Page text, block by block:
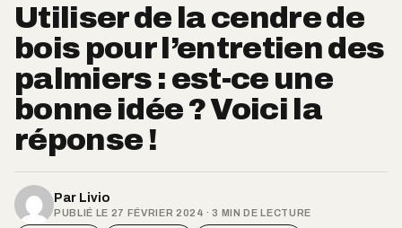
Utiliser de la cendre de
bois pour l’entretien des
palmiers : est-ce une
bonne idée ? Voici la
réponse !
Par Livio
PUBLIÉ LE 27 FÉVRIER 2024 · 3 MIN DE LECTURE